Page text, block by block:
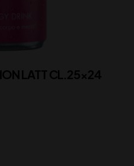
LATT CL.25×24